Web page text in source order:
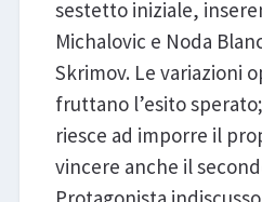
sestetto iniziale,
Michalovic e Noda
Skrimov. Le variazioni
fruttano l’esito
riesce ad imporre il
vincere anche il